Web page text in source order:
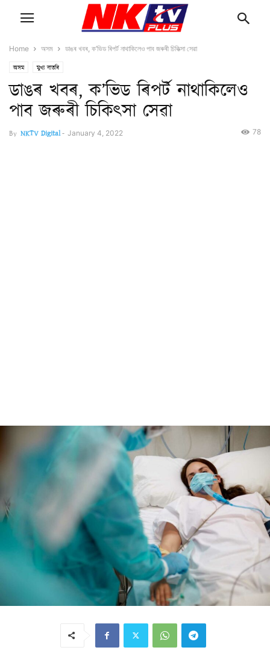
Home অসম ডাঙৰ খবৰ, ক’ভিড ৰিপৰ্ট নাথাকিলেও পাব জৰুৰী চিকিত্সা সেৱা
অসম মুখ্য বাতৰি
ডাঙৰ খবৰ, ক’ভিড ৰিপৰ্ট নাথাকিলেও
পাব জৰুৰী চিকিত্সা সেৱা
By NKTV Digital- January 4, 2022 78